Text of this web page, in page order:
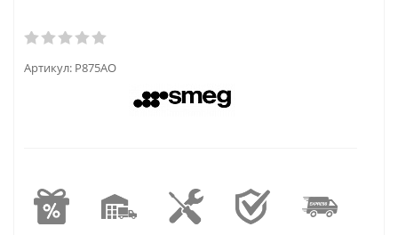
Артикул: P875AO